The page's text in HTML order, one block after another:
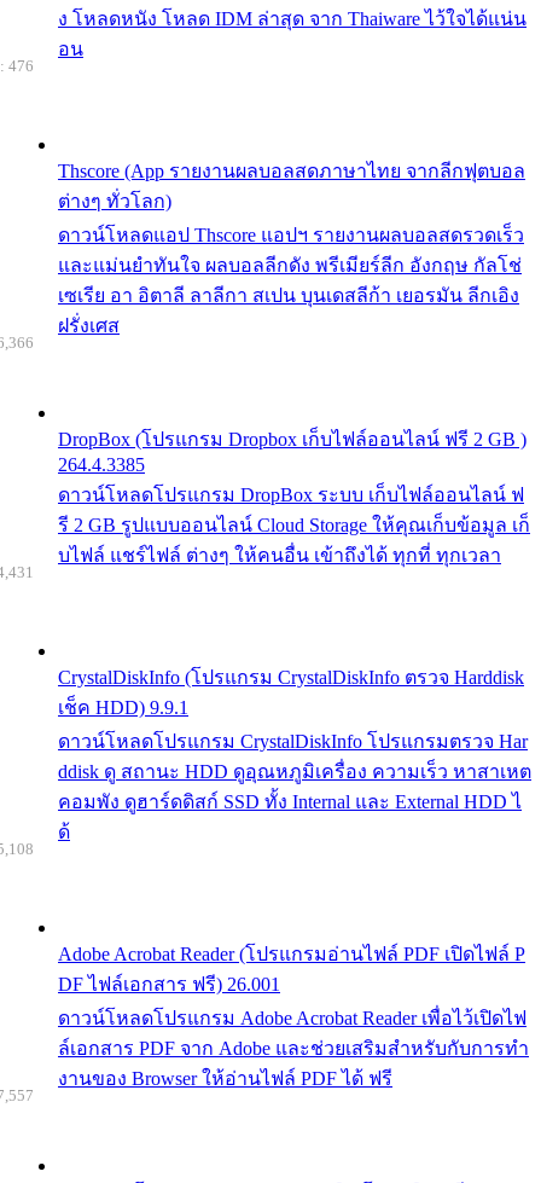
ง โหลดหนัง โหลด IDM ล่าสุด จาก Thaiware ไว้ใจได้แน่น
อน
Thscore (App รายงานผลบอลสดภาษาไทย จากลีกฟุตบอล
ต่างๆ ทั่วโลก)
ดาวน์โหลดแอป Thscore แอปฯ รายงานผลบอลสดรวดเร็ว
และแม่นยำทันใจ ผลบอลลีกดัง พรีเมียร์ลีก อังกฤษ กัลโช่
เซเรีย อา อิตาลี ลาลีกา สเปน บุนเดสลีก้า เยอรมัน ลีกเอิง
ฝรั่งเศส
476
DropBox (โปรแกรม Dropbox เก็บไฟล์ออนไลน์ ฟรี 2 GB )
264.4.3385
ดาวน์โหลดโปรแกรม DropBox ระบบ เก็บไฟล์ออนไลน์ ฟ
รี 2 GB รูปแบบออนไลน์ Cloud Storage ให้คุณเก็บข้อมูล เก็
บไฟล์ แชร์ไฟล์ ต่างๆ ให้คนอื่น เข้าถึงได้ ทุกที่ ทุกเวลา
CrystalDiskInfo (โปรแกรม CrystalDiskInfo ตรวจ Harddisk
เช็ค HDD) 9.9.1
ดาวน์โหลดโปรแกรม CrystalDiskInfo โปรแกรมตรวจ Har
ddisk ดู สถานะ HDD ดูอุณหภูมิเครื่อง ความเร็ว หาสาเหต
คอมพัง ดูฮาร์ดดิสก์ SSD ทั้ง Internal และ External HDD ไ
ด้
Adobe Acrobat Reader (โปรแกรมอ่านไฟล์ PDF เปิดไฟล์ P
DF ไฟล์เอกสาร ฟรี) 26.001
ดาวน์โหลดโปรแกรม Adobe Acrobat Reader เพื่อไว้เปิดไฟ
ล์เอกสาร PDF จาก Adobe และช่วยเสริมสำหรับกับการทำ
งานของ Browser ให้อ่านไฟล์ PDF ได้ ฟรี